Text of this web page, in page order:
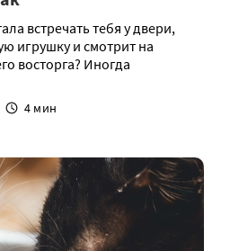
встречать тебя у двери,
игрушку и смотрит на
восторга? Иногда
4 мин